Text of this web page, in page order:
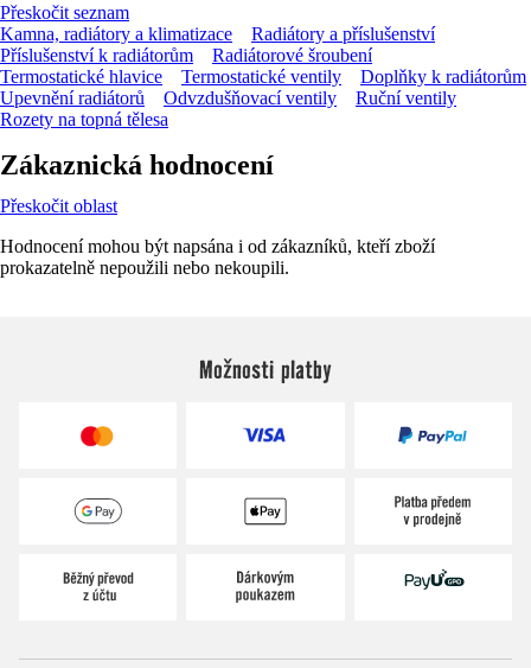
Přeskočit seznam
Kamna, radiátory a klimatizace
Radiátory a příslušenství
Příslušenství k radiátorům
Radiátorové šroubení
Termostatické hlavice
Termostatické ventily
Doplňky k radiátorům
Upevnění radiátorů
Odvzdušňovací ventily
Ruční ventily
Rozety na topná tělesa
Zákaznická hodnocení
Přeskočit oblast
Hodnocení mohou být napsána i od zákazníků, kteří zboží
prokazatelně nepoužili nebo nekoupili.
Možnosti platby